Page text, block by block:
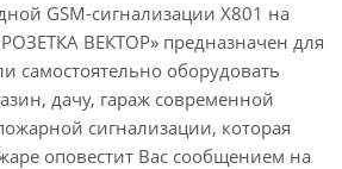
GSM-сигнализации Х801 на
РОЗЕТКА ВЕКТОР» предназначен для
самостоятельно оборудовать
дачу, гараж современной
сигнализации, которая
оповестит Вас сообщением на